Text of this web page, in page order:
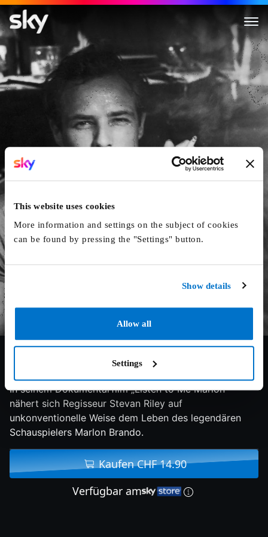
This website uses cookies
More information and settings on the subject of cookies
can be found by pressing the "Settings" button.
Show details
Allow all
Settings
Listen To Me Marlon
2015 103 min
In seinem Dokumentarfilm „Listen to Me Marlon“
nähert sich Regisseur Stevan Riley auf
unkonventionelle Weise dem Leben des legendären
Schauspielers Marlon Brando.
Kaufen CHF 14.90
Verfügbar am